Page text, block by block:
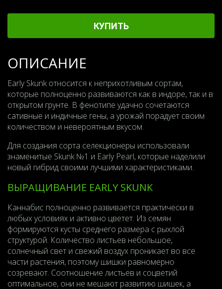
КУПИТЬ
ОПИСАНИЕ
Early Skunk относится к неприхотливым сортам,
которые полноценно развиваются как в индоре, так и в
открытом грунте. В фенотипе удачно сочетаются
сативные и индичные гены, а урожай порадует своим
количеством и невероятным вкусом.
Для создания сорта селекционеры использовали
знаменитые Skunk №1 и Early Pearl, которые наделили
новый гибрид своими лучшими характеристиками.
ВЫРАЩИВАНИЕ EARLY SKUNK
Каннабис полноценно развивается практически в
любых условиях и активно цветет. Из семян
формируются кусты среднего размера с рыхлой
структурой. Количество листьев небольшое,
солнечный свет и свежий воздух проникает во все
части растения, поэтому шишки равномерно
созревают. Соотношение листьев и соцветий
оптимальное, они не мешают развитию шишек, а